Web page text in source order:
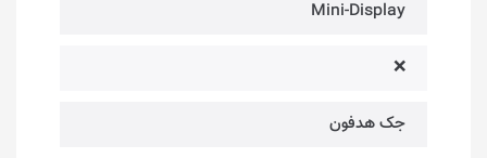
Mini-Display
❌
جک هدفون